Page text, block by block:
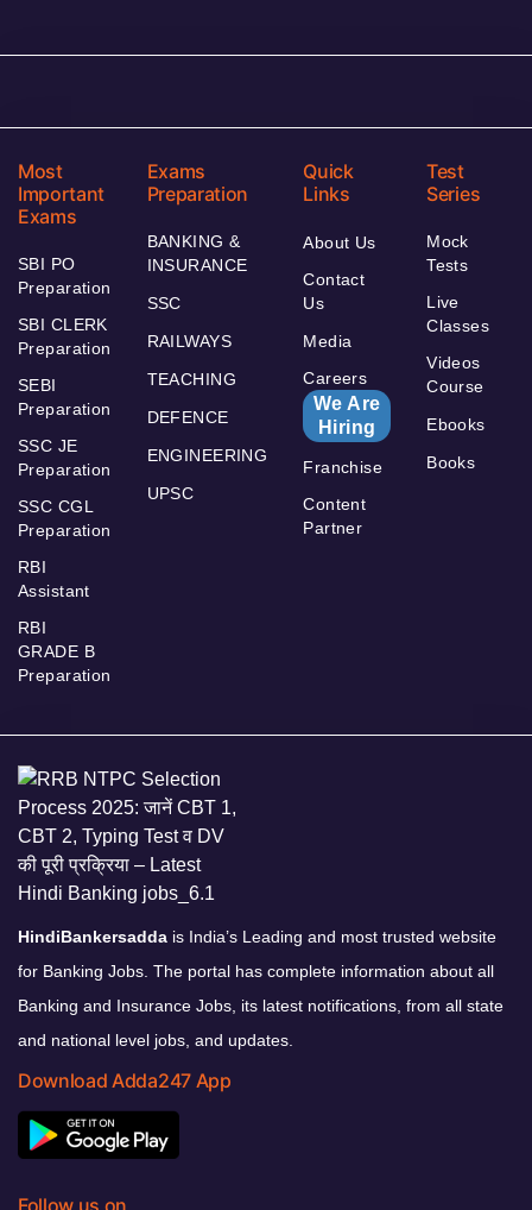
Most
Important
Exams
SBI PO
Preparation
SBI CLERK
Preparation
SEBI
Preparation
SSC JE
Preparation
SSC CGL
Preparation
RBI
Assistant
RBI
GRADE B
Preparation
Exams
Preparation
BANKING &
INSURANCE
SSC
RAILWAYS
TEACHING
DEFENCE
ENGINEERING
UPSC
Quick
Links
About Us
Contact
Us
Media
Careers
We Are
Hiring
Franchise
Content
Partner
Test
Series
Mock
Tests
Live
Classes
Videos
Course
Ebooks
Books
HindiBankersadda is India’s Leading and most trusted website
for Banking Jobs. The portal has complete information about all
Banking and Insurance Jobs, its latest notifications, from all state
and national level jobs, and updates.
Download Adda247 App